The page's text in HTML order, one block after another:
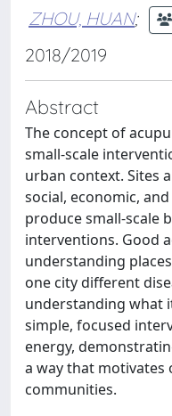
ZHOU, HUAN;
2018/2019
Abstract
The concept of
small-scale
urban context. Sites
social, economic,
produce small-scale
interventions. Good
understanding
one city different
understanding what
simple, focused
energy,
a way that
communities.